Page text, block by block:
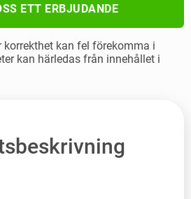
ETT ERBJUDANDE
korrekthet kan fel förekomma i
kan härledas från innehållet i